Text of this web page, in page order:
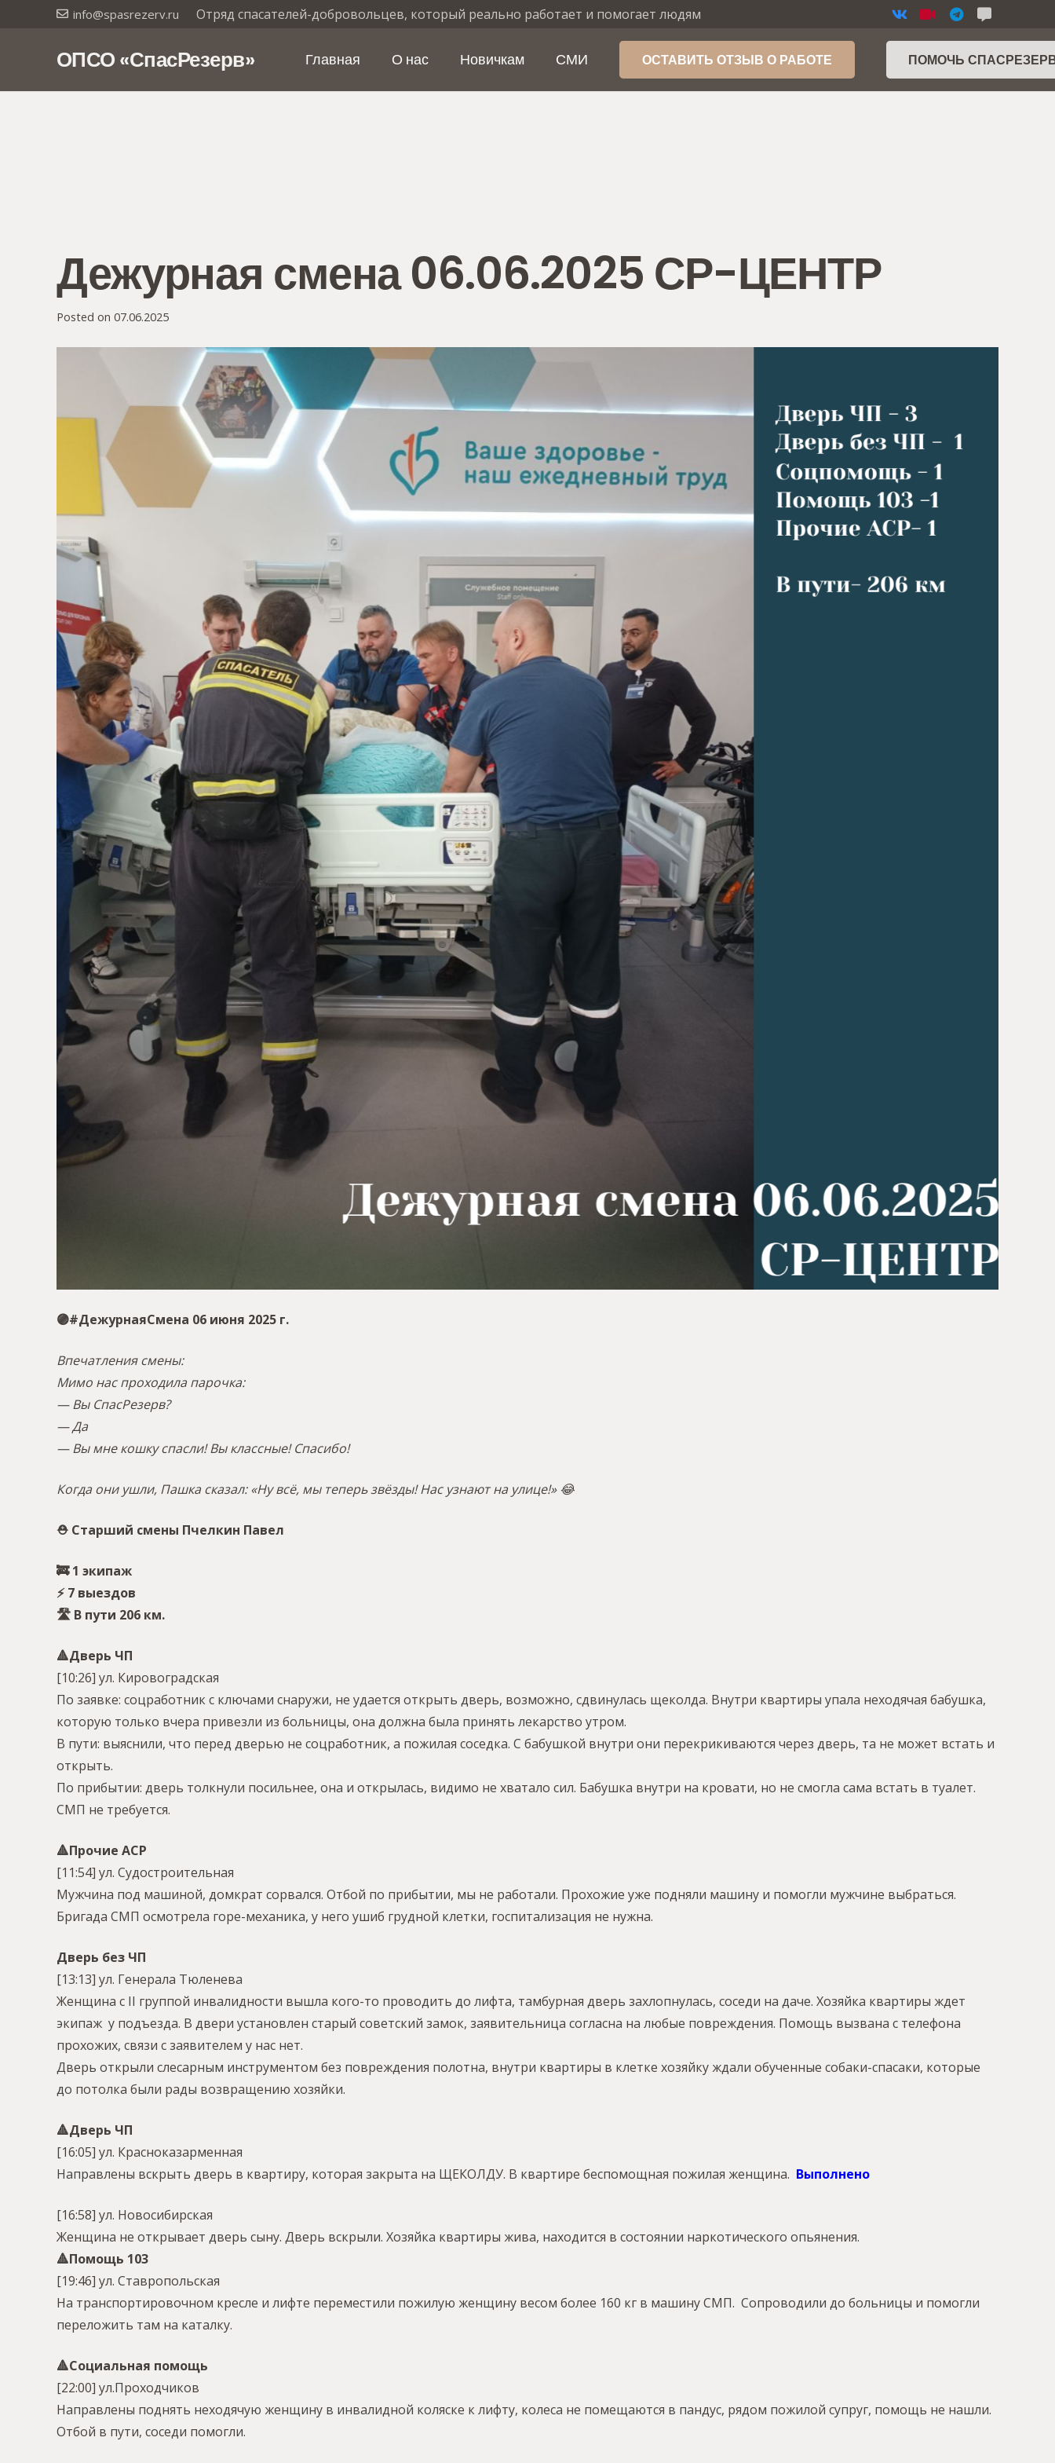
info@spasrezerv.ru Отряд спасателей-добровольцев, который реально работает и помогает людям
ОПСО «СпасРезерв» Главная О нас Новичкам СМИ ОСТАВИТЬ ОТЗЫВ О РАБОТЕ ПОМОЧЬ
Дежурная смена 06.06.2025 СР-ЦЕНТР
Posted on 07.06.2025
🟣#ДежурнаяСмена 06 июня 2025 г.
Впечатления смены:
Мимо нас проходила парочка:
— Вы СпасРезерв?
— Да
— Вы мне кошку спасли! Вы классные! Спасибо!
Когда они ушли, Пашка сказал: «Ну всё, мы теперь звёзды! Нас узнают на улице!» 😂
⛑ Старший смены Пчелкин Павел
🚒 1 экипаж
⚡️ 7 выездов
🛣 В пути 206 км.
🔺️Дверь ЧП
[10:26] ул. Кировоградская
По заявке: соцработник с ключами снаружи, не удается открыть дверь, возможно, сдвинулась щеколда. Внутри квартиры упала неходячая бабушка,
которую только вчера привезли из больницы, она должна была принять лекарство утром.
В пути: выяснили, что перед дверью не соцработник, а пожилая соседка. С бабушкой внутри они перекрикиваются через дверь, та не может встать и
открыть.
По прибытии: дверь толкнули посильнее, она и открылась, видимо не хватало сил. Бабушка внутри на кровати, но не смогла сама встать в туалет.
СМП не требуется.
🔺️Прочие АСР
[11:54] ул. Судостроительная
Мужчина под машиной, домкрат сорвался. Отбой по прибытии, мы не работали. Прохожие уже подняли машину и помогли мужчине выбраться.
Бригада СМП осмотрела горе-механика, у него ушиб грудной клетки, госпитализация не нужна.
Дверь без ЧП
[13:13] ул. Генерала Тюленева
Женщина с II группой инвалидности вышла кого-то проводить до лифта, тамбурная дверь захлопнулась, соседи на даче. Хозяйка квартиры ждет
экипаж у подъезда. В двери установлен старый советский замок, заявительница согласна на любые повреждения. Помощь вызвана с телефона
прохожих, связи с заявителем у нас нет.
Дверь открыли слесарным инструментом без повреждения полотна, внутри квартиры в клетке хозяйку ждали обученные собаки-спасаки, которые
до потолка были рады возвращению хозяйки.
🔺️Дверь ЧП
[16:05] ул. Красноказарменная
Направлены вскрыть дверь в квартиру, которая закрыта на ЩЕКОЛДУ. В квартире беспомощная пожилая женщина. Выполнено
[16:58] ул. Новосибирская
Женщина не открывает дверь сыну. Дверь вскрыли. Хозяйка квартиры жива, находится в состоянии наркотического опьянения.
🔺️Помощь 103
[19:46] ул. Ставропольская
На транспортировочном кресле и лифте переместили пожилую женщину весом более 160 кг в машину СМП. Сопроводили до больницы и помогли
переложить там на каталку.
🔺️Социальная помощь
[22:00] ул.Проходчиков
Направлены поднять неходячую женщину в инвалидной коляске к лифту, колеса не помещаются в пандус, рядом пожилой супруг, помощь не нашли.
Отбой в пути, соседи помогли.